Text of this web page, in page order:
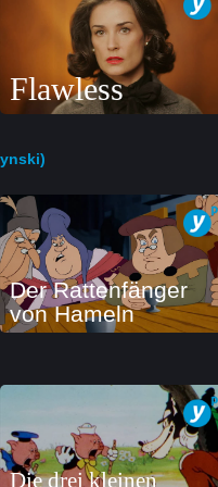
Flawless
Der Rattenfänger
von Hameln
Die drei kleinen